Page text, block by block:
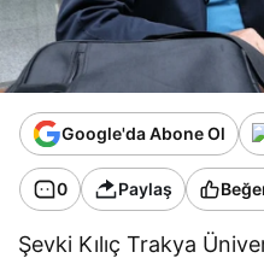
Google'da Abone Ol
0 Paylaş
Şevki Kılıç Trakya